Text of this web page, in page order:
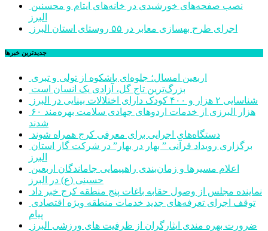
البرز
اجرای طرح بهسازی معابر در ۵۵ روستای استان البرز
جديدترين خبرها
اربعین امسال؛ جلوه‌ای باشکوه از تولی و تبری
بزرگ‌ترین تاج گل، آزادی یک انسان است
شناسایی ۲ هزار و ۴۰۰ کودک دارای اختلالات بینایی در البرز
۶۰ هزار البرزی از خدمات اردوهای جهادی سلامت بهره‌مند
شدند
دستگاه‌های اجرایی برای معرفی کرج همراه شوند
البرز
حسینی (ع) در البرز
نماینده مجلس از وصول حقابه باغات پنج منطقه کرج خبر داد
پیام
ضرورت بهره مندی ایثارگران از ظرفیت های ورزشی البرز